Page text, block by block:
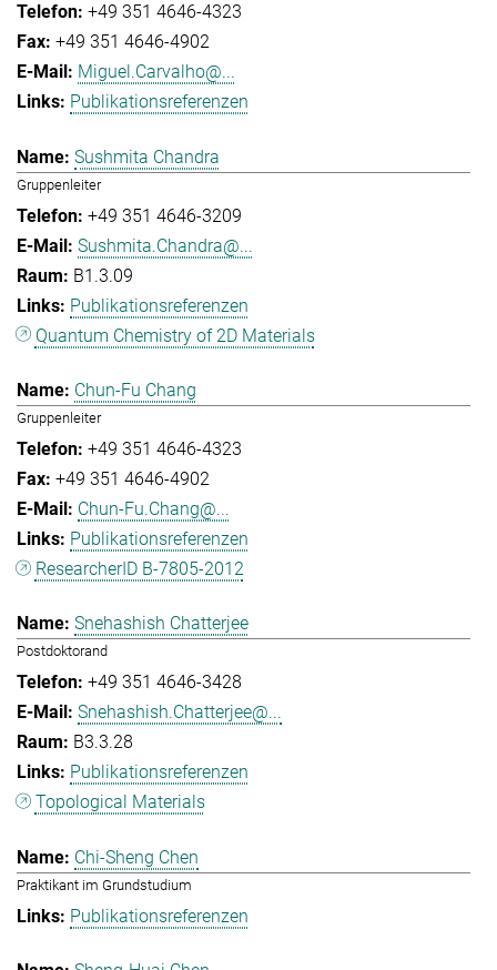
+49 351 4646-4323
+49 351 4646-4902
Miguel.Carvalho@...
Publikationsreferenzen
Sushmita Chandra
Gruppenleiter
+49 351 4646-3209
Sushmita.Chandra@...
B1.3.09
Publikationsreferenzen
Quantum Chemistry of 2D Materials
Chun-Fu Chang
Gruppenleiter
+49 351 4646-4323
+49 351 4646-4902
Chun-Fu.Chang@...
Publikationsreferenzen
ResearcherID B-7805-2012
Snehashish Chatterjee
Postdoktorand
+49 351 4646-3428
Snehashish.Chatterjee@...
B3.3.28
Publikationsreferenzen
Topological Materials
Chi-Sheng Chen
Praktikant im Grundstudium
Publikationsreferenzen